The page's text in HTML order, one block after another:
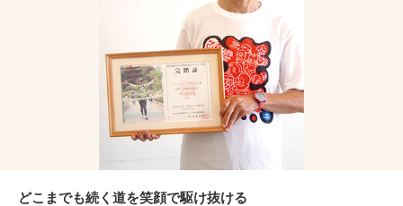
どこまでも続く道を笑顔で駆け抜ける